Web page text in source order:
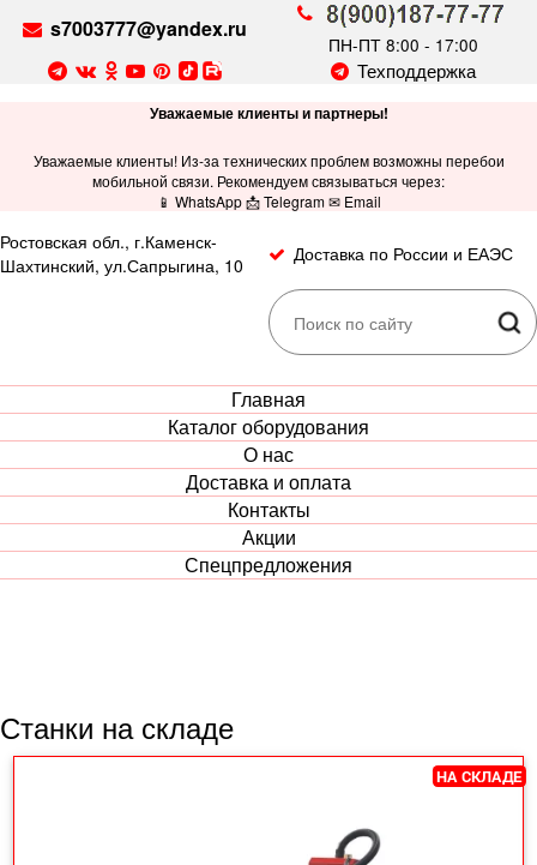
s7003777@yandex.ru
ПН-ПТ 8:00 - 17:00
Техподдержка
Уважаемые клиенты и партнеры!
Уважаемые клиенты! Из-за технических проблем возможны перебои
мобильной связи. Рекомендуем связываться через:
📱 WhatsApp 📩 Telegram ✉ Email
Ростовская обл., г.Каменск-
Шахтинский, ул.Сапрыгина, 10
Доставка по России и ЕАЭС
Главная
Каталог оборудования
О нас
Доставка и оплата
Контакты
Акции
Спецпредложения
Станки на складе